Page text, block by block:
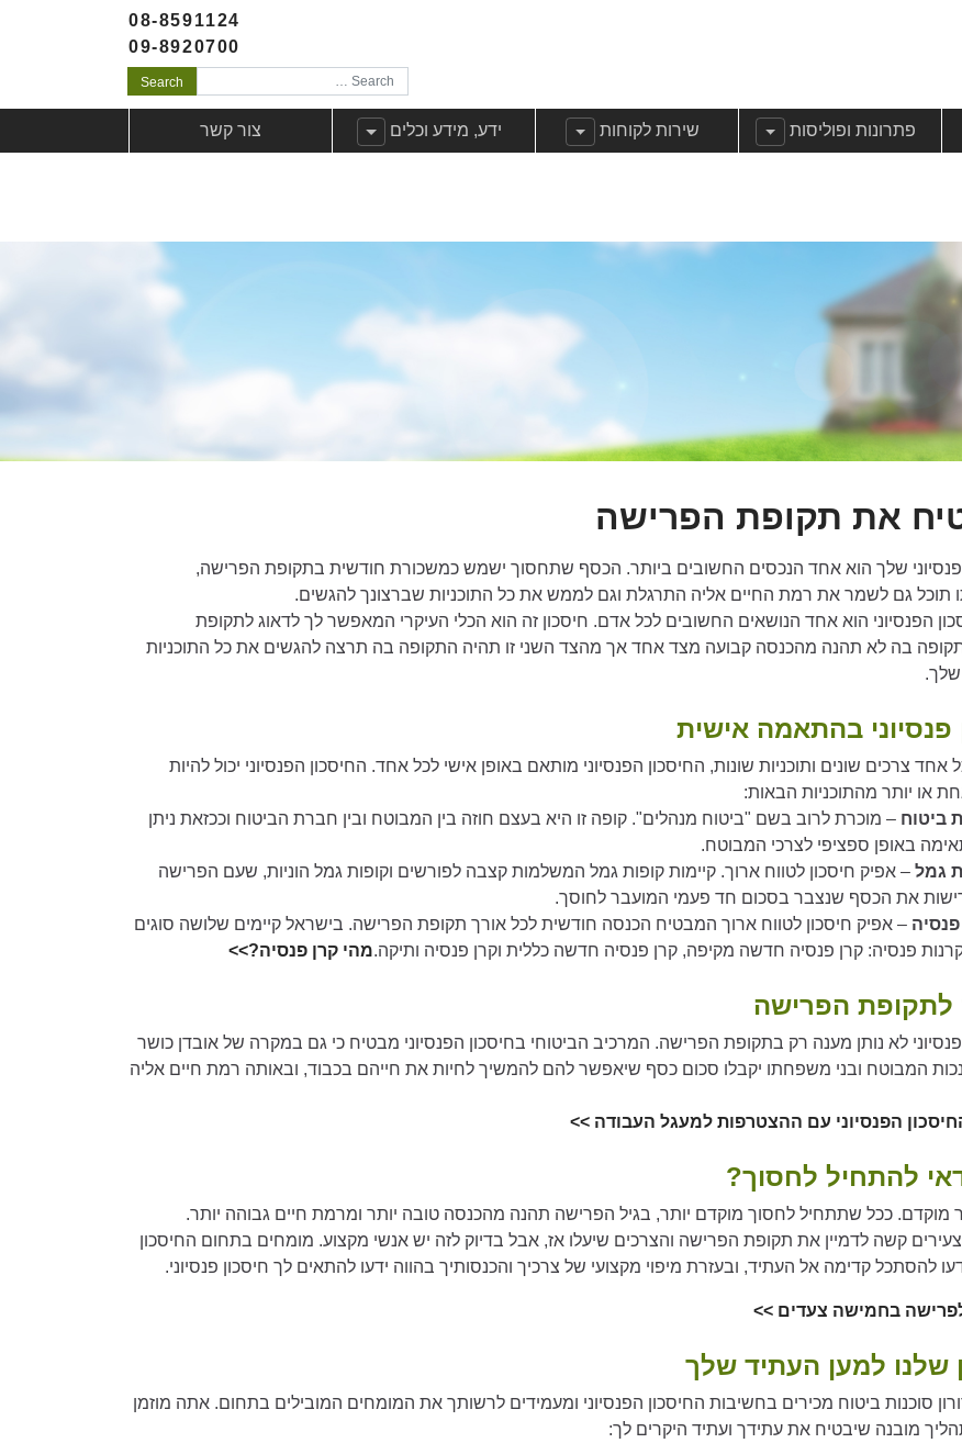
08-8591124
09-8920700
Search
עבוראודות
פתרונות ופוליסות
הצג תפריט משנה עבורפתרונות ופוליסות
שירות לקוחות
הצג תפריט משנה עבורשירות לקוחות
ידע, מידע וכלים
הצג תפריט משנה עבורידע, מידע וכלים
צור קשר
את תקופת הפרישה
שלך הוא אחד הנכסים החשובים ביותר. הכסף שתחסוך ישמש כמשכורת חודשית בתקופת הפרישה,
תוכל גם לשמר את רמת החיים אליה התרגלת וגם לממש את כל התוכניות שברצונך להגשים.
הפנסיוני הוא אחד הנושאים החשובים לכל אדם. חיסכון זה הוא הכלי העיקרי המאפשר לך לדאוג לתקופת
בה לא תהנה מהכנסה קבועה מצד אחד אך מהצד השני זו תהיה התקופה בה תרצה להגשים את כל התוכניות
שלך.
פנסיוני בהתאמה אישית
אחד צרכים שונים ותוכניות שונות, החיסכון הפנסיוני מותאם באופן אישי לכל אחד. החיסכון הפנסיוני יכול להיות
או יותר מהתוכניות הבאות:
ביטוח – מוכרת לרוב בשם "ביטוח מנהלים". קופה זו היא בעצם חוזה בין המבוטח ובין חברת הביטוח וככזאת ניתן
באופן ספציפי לצרכי המבוטח.
גמל – אפיק חיסכון לטווח ארוך. קיימות קופות גמל המשלמות קצבה לפורשים וקופות גמל הוניות, שעם הפרישה
את הכסף שנצבר בסכום חד פעמי המועבר לחוסך.
פנסיה – אפיק חיסכון לטווח ארוך המבטיח הכנסה חודשית לכל אורך תקופת הפרישה. בישראל קיימים שלושה סוגים
פנסיה: קרן פנסיה חדשה מקיפה, קרן פנסיה חדשה כללית וקרן פנסיה ותיקה.מהי קרן פנסיה?>>
לתקופת הפרישה
לא נותן מענה רק בתקופת הפרישה. המרכיב הביטוחי בחיסכון הפנסיוני מבטיח כי גם במקרה של אובדן כושר
המבוטח ובני משפחתו יקבלו סכום כסף שיאפשר להם להמשיך לחיות את חייהם בכבוד, ובאותה רמת חיים אליה
הפנסיוני עם ההצטרפות למעגל העבודה >>
להתחיל לחסוך?
מוקדם. ככל שתתחיל לחסוך מוקדם יותר, בגיל הפרישה תהנה מהכנסה טובה יותר ומרמת חיים גבוהה יותר.
קשה לדמיין את תקופת הפרישה והצרכים שיעלו אז, אבל בדיוק לזה יש אנשי מקצוע. מומחים בתחום החיסכון
להסתכל קדימה אל העתיד, ובעזרת מיפוי מקצועי של צרכיך והכנסותיך בהווה ידעו להתאים לך חיסכון פנסיוני.
בחמישה צעדים >>
שלנו למען העתיד שלך
סוכנות ביטוח מכירים בחשיבות החיסכון הפנסיוני ומעמידים לרשותך את המומחים המובילים בתחום. אתה מוזמן
מובנה שיבטיח את עתידך ועתיד היקרים לך: